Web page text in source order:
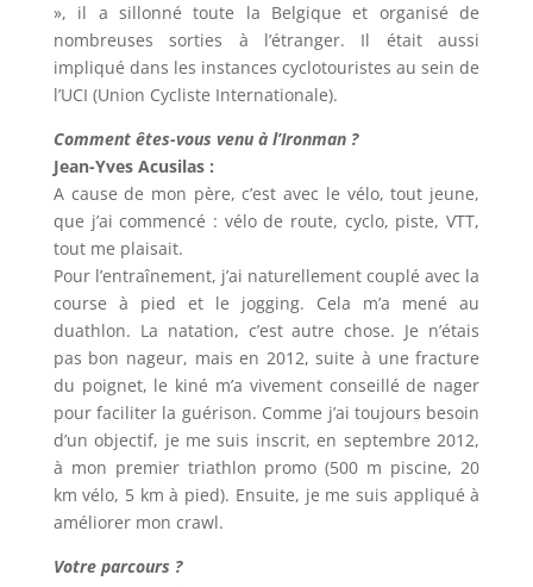
», il a sillonné toute la Belgique et organisé de
nombreuses sorties à l’étranger. Il était aussi
impliqué dans les instances cyclotouristes au sein de
l’UCI (Union Cycliste Internationale).
Comment êtes-vous venu à l’Ironman ?
Jean-Yves Acusilas :
A cause de mon père, c’est avec le vélo, tout jeune,
que j’ai commencé : vélo de route, cyclo, piste, VTT,
tout me plaisait.
Pour l’entraînement, j’ai naturellement couplé avec la
course à pied et le jogging. Cela m’a mené au
duathlon. La natation, c’est autre chose. Je n’étais
pas bon nageur, mais en 2012, suite à une fracture
du poignet, le kiné m’a vivement conseillé de nager
pour faciliter la guérison. Comme j’ai toujours besoin
d’un objectif, je me suis inscrit, en septembre 2012,
à mon premier triathlon promo (500 m piscine, 20
km vélo, 5 km à pied). Ensuite, je me suis appliqué à
améliorer mon crawl.
Votre parcours ?